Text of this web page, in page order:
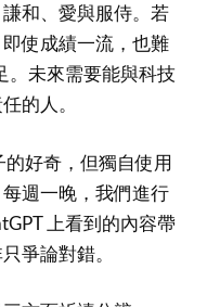
和、愛與服侍。若
使成績一流，也難
。未來需要能與科技
的人。
好奇，但獨自使用
週一晚，我們進行
上看到的內容帶
爭論對錯。